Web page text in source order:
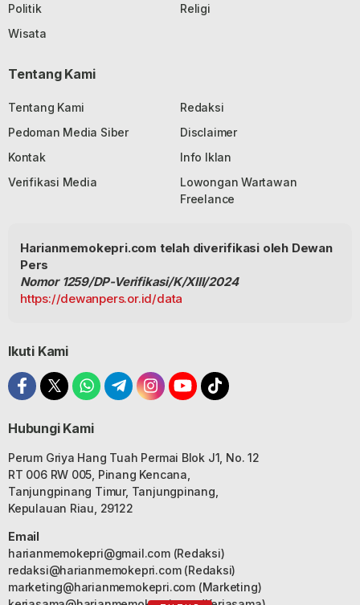
Politik
Religi
Wisata
Tentang Kami
Tentang Kami
Redaksi
Pedoman Media Siber
Disclaimer
Kontak
Info Iklan
Verifikasi Media
Lowongan Wartawan
Freelance
Harianmemokepri.com telah diverifikasi oleh Dewan
Pers
Nomor 1259/DP-Verifikasi/K/XIII/2024
https://dewanpers.or.id/data
Ikuti Kami
Hubungi Kami
Perum Griya Hang Tuah Permai Blok J1, No. 12
RT 006 RW 005, Pinang Kencana,
Tanjungpinang Timur, Tanjungpinang,
Kepulauan Riau, 29122
Email
harianmemokepri@gmail.com(Redaksi)
redaksi@harianmemokepri.com(Redaksi)
marketing@harianmemokepri.com(Marketing)